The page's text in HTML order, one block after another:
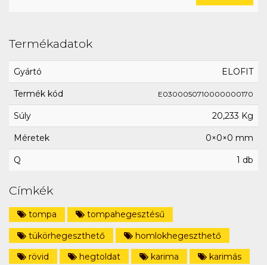
Termékadatok
Gyártó ELOFIT
Termék kód E0300050710000000170
Súly 20,233 Kg
Méretek 0×0×0 mm
Q 1 db
Címkék
tompa
tompahegesztésű
tükörhegeszthető
homlokhegeszthető
rövid
hegtoldat karima
karimás